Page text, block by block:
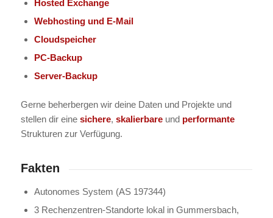
Hosted Exchange
Webhosting und E-Mail
Cloudspeicher
PC-Backup
Server-Backup
Gerne beherbergen wir deine Daten und Projekte und
stellen dir eine sichere, skalierbareund performante
Strukturen zur Verfügung.
Fakten
Autonomes System (AS 197344)
3 Rechenzentren-Standorte lokal in Gummersbach,